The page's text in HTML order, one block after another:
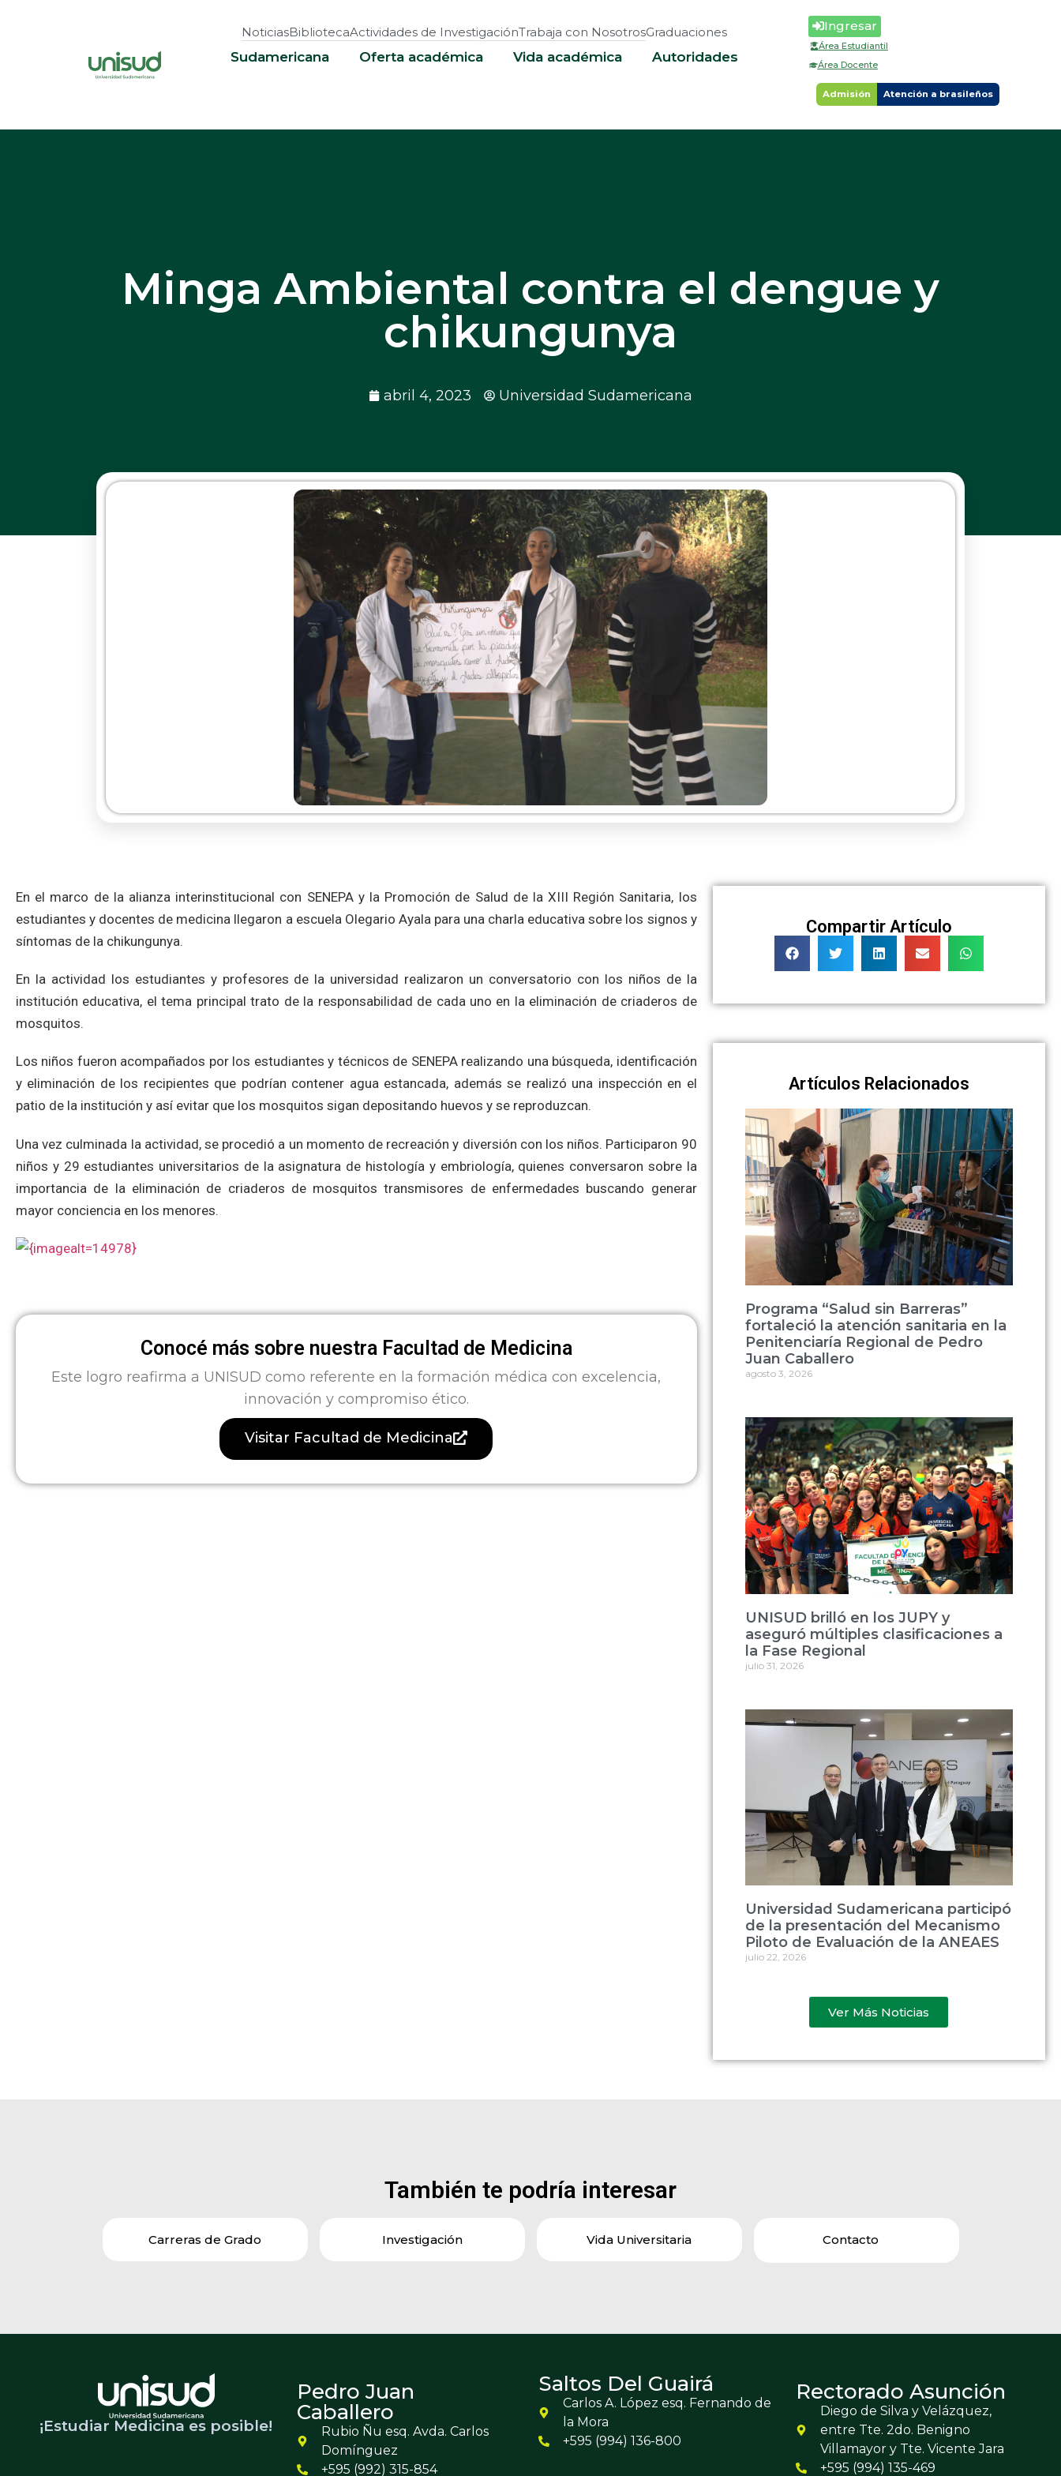
NoticiasBibliotecaActividades de InvestigaciónTrabaja con NosotrosGraduaciones
Sudamericana Oferta académica Vida académica Autoridades
Ingresar
Área Estudiantil
Área Docente
Admisión Atención a brasileños
Minga Ambiental contra el dengue y
chikungunya
abril 4, 2023 Universidad Sudamericana
En el marco de la alianza interinstitucional con SENEPA y la Promoción de Salud de la XIII Región Sanitaria, los
estudiantes y docentes de medicina llegaron a escuela Olegario Ayala para una charla educativa sobre los signos y
síntomas de la chikungunya.
En la actividad los estudiantes y profesores de la universidad realizaron un conversatorio con los niños de la
institución educativa, el tema principal trato de la responsabilidad de cada uno en la eliminación de criaderos de
mosquitos.
Los niños fueron acompañados por los estudiantes y técnicos de SENEPA realizando una búsqueda, identificación
y eliminación de los recipientes que podrían contener agua estancada, además se realizó una inspección en el
patio de la institución y así evitar que los mosquitos sigan depositando huevos y se reproduzcan.
Una vez culminada la actividad, se procedió a un momento de recreación y diversión con los niños. Participaron 90
niños y 29 estudiantes universitarios de la asignatura de histología y embriología, quienes conversaron sobre la
importancia de la eliminación de criaderos de mosquitos transmisores de enfermedades buscando generar
mayor conciencia en los menores.
Conocé más sobre nuestra Facultad de Medicina
Este logro reafirma a UNISUD como referente en la formación médica con excelencia,
innovación y compromiso ético.
Visitar Facultad de Medicina
Compartir Artículo
Artículos Relacionados
Programa “Salud sin Barreras”
fortaleció la atención sanitaria en la
Penitenciaría Regional de Pedro
Juan Caballero
agosto 3, 2026
UNISUD brilló en los JUPY y
aseguró múltiples clasificaciones a
la Fase Regional
julio 31, 2026
Universidad Sudamericana participó
de la presentación del Mecanismo
Piloto de Evaluación de la ANEAES
julio 22, 2026
Ver Más Noticias
También te podría interesar
Carreras de Grado Investigación Vida Universitaria Contacto
¡Estudiar Medicina es posible!
Pedro Juan
Caballero
Rubio Ñu esq. Avda. Carlos
Domínguez
+595 (992) 315-854
Saltos Del Guairá
Carlos A. López esq. Fernando de
la Mora
+595 (994) 136-800
Rectorado Asunción
Diego de Silva y Velázquez,
entre Tte. 2do. Benigno
Villamayor y Tte. Vicente Jara
+595 (994) 135-469